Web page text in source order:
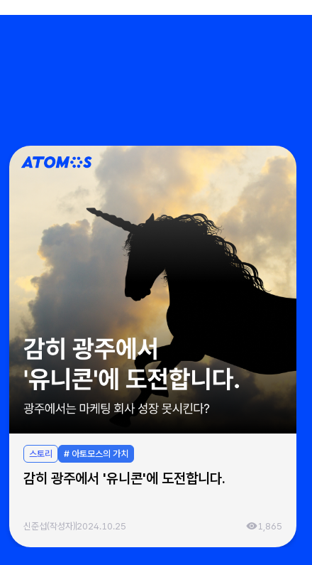
스토리 # 아토모스의 가치
감히 광주에서 '유니콘'에 도전합니다.
신준섭(작성자) 2024.10.25 1,865